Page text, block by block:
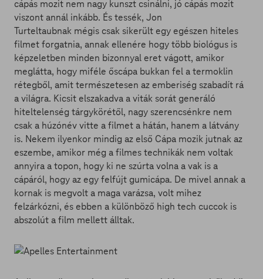
cápás mozit nem nagy kunszt csinálni, jó cápás mozit
viszont annál inkább. És tessék, Jon
Turteltaubnak mégis csak sikerült egy egészen hiteles
filmet forgatnia, annak ellenére hogy több biológus is
képzeletben minden bizonnyal eret vágott, amikor
meglátta, hogy miféle őscápa bukkan fel a termoklin
rétegből, amit természetesen az emberiség szabadít rá
a világra. Kicsit elszakadva a viták sorát generáló
hiteltelenség tárgykörétől, nagy szerencsénkre nem
csak a húzónév vitte a filmet a hátán, hanem a látvány
is. Nekem ilyenkor mindig az első Cápa mozik jutnak az
eszembe, amikor még a filmes technikák nem voltak
annyira a topon, hogy ki ne szúrta volna a vak is a
cápáról, hogy az egy felfújt gumicápa. De mivel annak a
kornak is megvolt a maga varázsa, volt mihez
felzárkózni, és ebben a különböző high tech cuccok is
abszolút a film mellett álltak.